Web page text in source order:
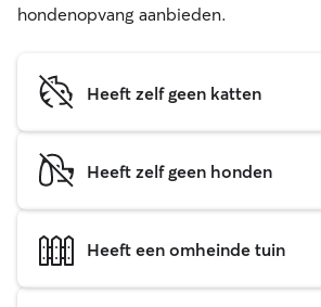
hondenopvang aanbieden.
Heeft zelf geen katten
Heeft zelf geen honden
Heeft een omheinde tuin